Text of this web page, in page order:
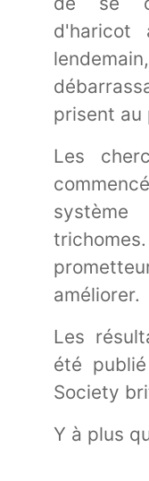
prisent au
Les
améliorer.
Les
été
Society
Y à plus